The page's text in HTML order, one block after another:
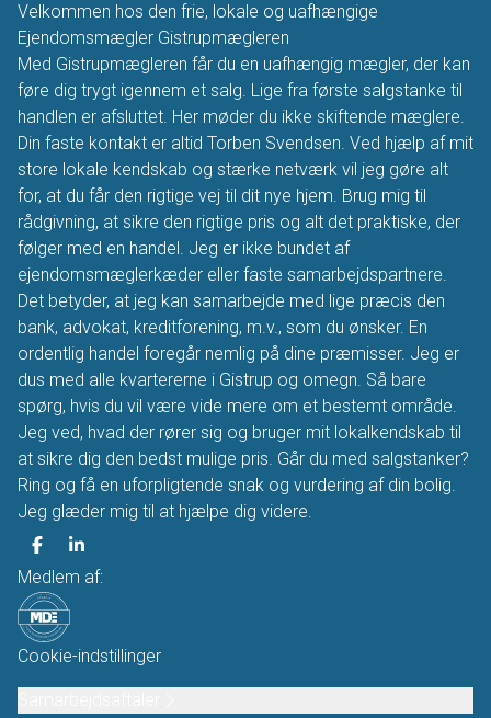
Velkommen hos den frie, lokale og uafhængige
Ejendomsmægler Gistrupmægleren
Med Gistrupmægleren får du en uafhængig mægler, der kan
føre dig trygt igennem et salg. Lige fra første salgstanke til
handlen er afsluttet. Her møder du ikke skiftende mæglere.
Din faste kontakt er altid Torben Svendsen. Ved hjælp af mit
store lokale kendskab og stærke netværk vil jeg gøre alt
for, at du får den rigtige vej til dit nye hjem. Brug mig til
rådgivning, at sikre den rigtige pris og alt det praktiske, der
følger med en handel. Jeg er ikke bundet af
ejendomsmæglerkæder eller faste samarbejdspartnere.
Det betyder, at jeg kan samarbejde med lige præcis den
bank, advokat, kreditforening, m.v., som du ønsker. En
ordentlig handel foregår nemlig på dine præmisser. Jeg er
dus med alle kvartererne i Gistrup og omegn. Så bare
spørg, hvis du vil være vide mere om et bestemt område.
Jeg ved, hvad der rører sig og bruger mit lokalkendskab til
at sikre dig den bedst mulige pris. Går du med salgstanker?
Ring og få en uforpligtende snak og vurdering af din bolig.
Jeg glæder mig til at hjælpe dig videre.
Medlem af:
Cookie-indstillinger